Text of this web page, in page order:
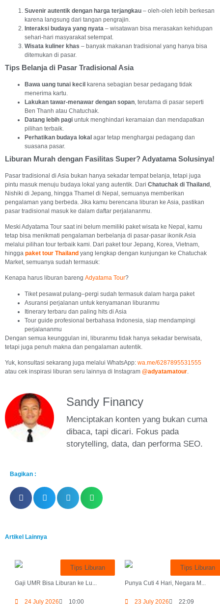
Suvenir autentik dengan harga terjangkau – oleh-oleh lebih berkesan
karena langsung dari tangan pengrajin.
Interaksi budaya yang nyata – wisatawan bisa merasakan kehidupan
sehari-hari masyarakat setempat.
Wisata kuliner khas – banyak makanan tradisional yang hanya bisa
ditemukan di pasar.
Tips Belanja di Pasar Tradisional Asia
Bawa uang tunai kecil karena sebagian besar pedagang tidak
menerima kartu.
Lakukan tawar-menawar dengan sopan , terutama di pasar seperti
Ben Thanh atau Chatuchak.
Datang lebih pagi untuk menghindari keramaian dan mendapatkan
pilihan terbaik.
Perhatikan budaya lokal agar tetap menghargai pedagang dan
suasana pasar.
Liburan Murah dengan Fasilitas Super? Adyatama Solusinya!
Pasar tradisional di Asia bukan hanya sekadar tempat belanja, tetapi juga
pintu masuk menuju budaya lokal yang autentik. Dari Chatuchak di Thailand
Nishiki di Jepang, hingga Thamel di Nepal, semuanya memberikan
pengalaman yang berbeda. Jika kamu berencana liburan ke Asia, pastikan
pasar tradisional masuk ke dalam daftar perjalananmu.
Meski Adyatama Tour saat ini belum memiliki paket wisata ke Nepal, kamu
tetap bisa menikmati pengalaman berbelanja di pasar-pasar ikonik Asia
melalui pilihan tour terbaik kami. Dari paket tour Jepang, Korea, Vietnam,
hingga paket tour Thailand yang lengkap dengan kunjungan ke Chatuchak
Market, semuanya sudah termasuk:
Kenapa harus liburan bareng Adyatama Tour?
Tiket pesawat pulang–pergi sudah termasuk dalam harga paket
Asuransi perjalanan untuk kenyamanan liburanmu
Itinerary terbaru dan paling hits di Asia
Tour guide profesional berbahasa Indonesia, siap mendampingi
perjalananmu
Dengan semua keunggulan ini, liburanmu tidak hanya sekadar berwisata,
tetapi juga penuh makna dan pengalaman autentik.
Yuk, konsultasi sekarang juga melalui WhatsApp: wa.me/6287895531555
atau cek inspirasi liburan seru lainnya di Instagram @adyatamatour.
Sandy Financy
Menciptakan konten yang bukan cuma
dibaca, tapi dicari. Fokus pada
storytelling, data, dan performa SEO.
Bagikan :
Artikel Lainnya
Tips Liburan
Gaji UMR Bisa Liburan ke Lu...
24 July 2026 10:00
Tips Liburan
Punya Cuti 4 Hari, Negara M...
23 July 2026 22:09